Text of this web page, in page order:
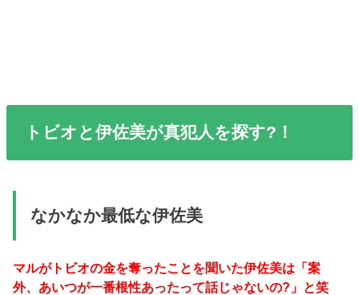
トビオと伊佐美が真犯人を探す?！
なかなか最低な伊佐美
マルがトビオの金を奪ったことを聞いた伊佐美は「案
外、あいつが一番根性あったって話じゃないの?」と笑